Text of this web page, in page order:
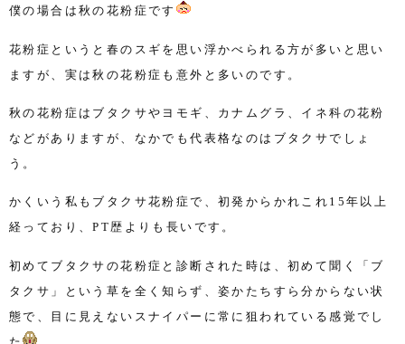
僕の場合は秋の花粉症です
花粉症というと春のスギを思い浮かべられる方が多いと思い
ますが、実は秋の花粉症も意外と多いのです。
秋の花粉症はブタクサやヨモギ、カナムグラ、イネ科の花粉
などがありますが、なかでも代表格なのはブタクサでしょ
う。
かくいう私もブタクサ花粉症で、初発からかれこれ 15年以上
経っており、PT歴よりも長いです。
初めてブタクサの花粉症と診断された時は、初めて聞く「ブ
タクサ」という草を全く知らず、姿かたちすら分からない状
態で、目に見えないスナイパーに常に狙われている感覚でし